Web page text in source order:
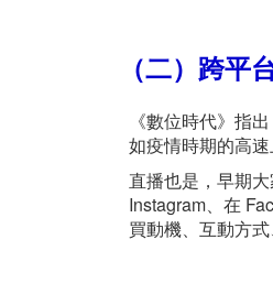
（二）跨平
《數位時代》指
如疫情時期的高
直播也是，早期
Instagram、在
買動機、互動方式